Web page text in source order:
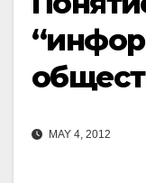
MAY 4, 2012